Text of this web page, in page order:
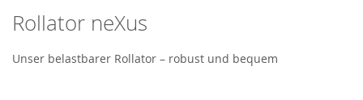
Skip
to
the
beginning
Rollator neXus
Unser belastbarer Rollator – robust und bequem